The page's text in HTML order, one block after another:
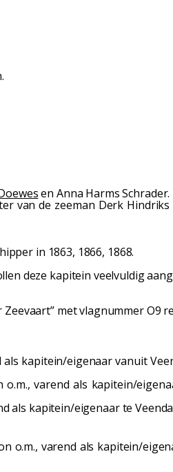
en Anna Harms Schrader.
van de zeeman Derk
in 1863, 1866, 1868.
deze kapitein veelvuldig
met vlagnummer O9
kapitein/eigenaar vanuit
varend als kapitein/
als kapitein/eigenaar te
varend als kapitein/